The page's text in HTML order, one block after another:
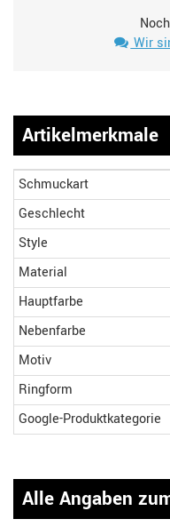
Wir
Artikelmerkmale
Schmuckart
Geschlecht
Style
Material
Hauptfarbe
Nebenfarbe
Motiv
Ringform
Google-Produktkategorie
Alle Angaben